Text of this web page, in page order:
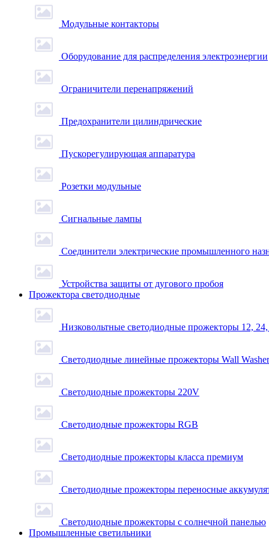
Модульные контакторы
Оборудование для распределения электроэнергии
Ограничители перенапряжений
Предохранители цилиндрические
Пускорегулирующая аппаратура
Розетки модульные
Сигнальные лампы
Соединители электрические промышленного
Устройства защиты от дугового пробоя
Прожектора светодиодные
Низковольтные светодиодные прожекторы 12,
Светодиодные линейные прожекторы Wall Washer
Светодиодные прожекторы 220V
Светодиодные прожекторы RGB
Светодиодные прожекторы класса премиум
Светодиодные прожекторы переносные
Светодиодные прожекторы с солнечной панелью
Промышленные светильники